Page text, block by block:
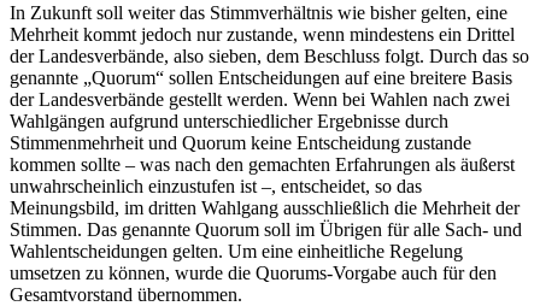
In Zukunft soll weiter das Stimmverhältnis wie bisher gelten, eine
Mehrheit kommt jedoch nur zustande, wenn mindestens ein Drittel
der Landesverbände, also sieben, dem Beschluss folgt. Durch das so
genannte „Quorum“ sollen Entscheidungen auf eine breitere Basis
der Landesverbände gestellt werden. Wenn bei Wahlen nach zwei
Wahlgängen aufgrund unterschiedlicher Ergebnisse durch
Stimmenmehrheit und Quorum keine Entscheidung zustande
kommen sollte – was nach den gemachten Erfahrungen als äußerst
unwahrscheinlich einzustufen ist –, entscheidet, so das
Meinungsbild, im dritten Wahlgang ausschließlich die Mehrheit der
Stimmen. Das genannte Quorum soll im Übrigen für alle Sach- und
Wahlentscheidungen gelten. Um eine einheitliche Regelung
umsetzen zu können, wurde die Quorums-Vorgabe auch für den
Gesamtvorstand übernommen.